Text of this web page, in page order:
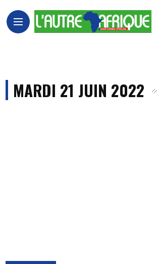
MARDI 21 JUIN 2022